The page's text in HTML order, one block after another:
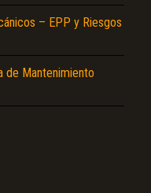
– EPP y Riesgos
de Mantenimiento